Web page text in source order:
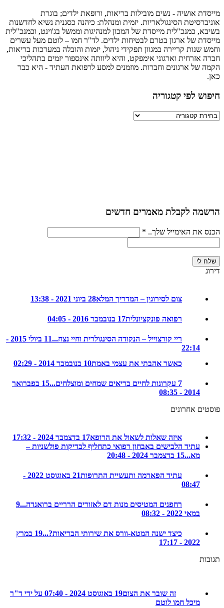
אושיה - נשים מובילות בריאות, ורופאת ילדים; בוגרת
הסינגולאריות. יזמית ומנהלת: כיהנה כסגנית נשיא לחדשנות
כמנכ"לית מייסדת של המכון למנהיגות וממשל בג'וינט, וכמנכ"לית
של ארגון בטרם לבטיחות ילדים. לד"ר חמו – לוטם מעל עשרים
קריירה במגוון תפקידי ניהול, יזמות והובלה במערכות בריאות,
וארגוני אימפקט, והיא ליוותה אינספור יזמים בתהליכי
של ארגונים וחברות. מוזמנים למסע לרפואת העתיד - היא כבר
לפי קטגוריה
לקבלת מאמרים חדשים
את האימייל שלך.. *
צום לסירוגין – המדריך המלא 28 ביוני 2021 - 13:38
רפואה פונקציונלית17 בנובמבר 2016 - 04:05
ריי קורצוייל – הנקודה הסינגולרית וחיי נצח...
11 ביולי 2015 -
כאשר אהבתי את עצמי באמת 10 בנובמבר 2014 - 02:29
15 בפברואר
אחרונים
איזה שאלות לשאול את הרופא17 בדצמבר 2024 - 17:32
עתיד הלבישים באבחון רפואי כתחליף לבדיקות פולשניות –
15 בדצמבר 2024 - 20:48
עתיד הפארמה ותעשיית התרופות
21 באוגוסט 2022 -
רחפנים המטיסים מנות דם לאזורים הרריים ברואנדה...9
כיצד ישנה המטא-וורס את שירותי הבריאות?...
19 במרץ
זה שובר את הצום
19 באוגוסט 2024 - 07:40 על ידי ד"ר
מיכל חמו לוטם